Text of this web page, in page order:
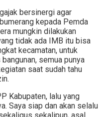
bersinergi agar
kepada Pemda
mungkin dilakukan
tidak ada IMB itu bisa
kecamatan, untuk
semua punya
saat sudah tahu
Kabupaten, lalu yang
Saya siap dan akan selalu